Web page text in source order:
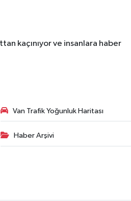
kaçınıyor ve insanlara haber
Van Trafik Yoğunluk Haritası
Haber Arşivi